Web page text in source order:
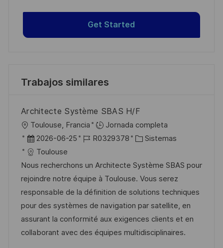
Get Started
Trabajos similares
Architecte Système SBAS H/F
U
b
c
a
c
i
ó
n
Toulouse, Francia
Jornada completa
F
e
c
h
a
d
e
p
2026-06-25
I
d
e
e
m
p
l
R0329378
C
t
e
g
o
r
í
Sistemas
Toulouse
Nous recherchons un Architecte Système SBAS pour
rejoindre notre équipe à Toulouse. Vous serez
responsable de la définition de solutions techniques
pour des systèmes de navigation par satellite, en
assurant la conformité aux exigences clients et en
collaborant avec des équipes multidisciplinaires.